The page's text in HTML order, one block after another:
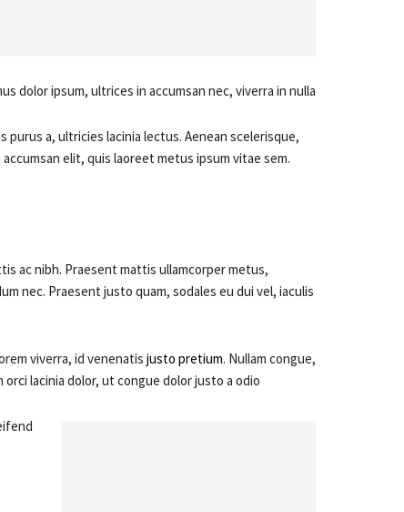
dolor ipsum, ultrices in accumsan nec, viverra in nulla.
purus a, ultricies lacinia lectus. Aenean scelerisque,
elit, quis laoreet metus ipsum vitae sem.
ac nibh. Praesent mattis ullamcorper metus,
nec. Praesent justo quam, sodales eu dui vel, iaculis
viverra, id venenatis justo pretium. Nullam congue,
lacinia dolor, ut congue dolor justo a odio.